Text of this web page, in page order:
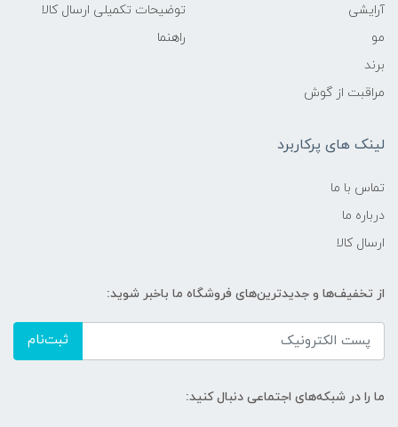
آرایشی
مو
برند
مراقبت از گوش
توضیحات تکمیلی ارسال کالا
راهنما
لینک های پرکاربرد
تماس با ما
درباره ما
ارسال کالا
از تخفیف‌ها و جدیدترین‌های فروشگاه ما باخبر شوید:
ثبت‌نام
ما را در شبکه‌های اجتماعی دنبال کنید: